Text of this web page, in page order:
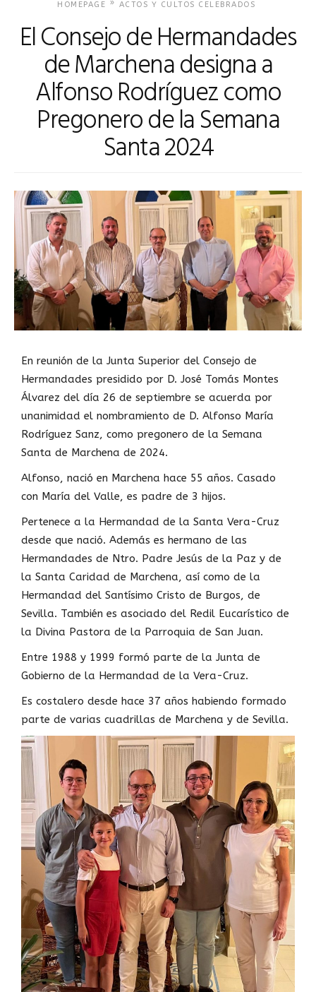
HOMEPAGE » ACTOS Y CULTOS CELEBRADOS
El Consejo de Hermandades
de Marchena designa a
Alfonso Rodríguez como
Pregonero de la Semana
Santa 2024
En reunión de la Junta Superior del Consejo de
Hermandades presidido por D. José Tomás Montes
Álvarez del día 26 de septiembre se acuerda por
unanimidad el nombramiento de D. Alfonso María
Rodríguez Sanz, como pregonero de la Semana
Santa de Marchena de 2024.
Alfonso, nació en Marchena hace 55 años. Casado
con María del Valle, es padre de 3 hijos.
Pertenece a la Hermandad de la Santa Vera-Cruz
desde que nació. Además es hermano de las
Hermandades de Ntro. Padre Jesús de la Paz y de
la Santa Caridad de Marchena, así como de la
Hermandad del Santísimo Cristo de Burgos, de
Sevilla. También es asociado del Redil Eucarístico de
la Divina Pastora de la Parroquia de San Juan.
Entre 1988 y 1999 formó parte de la Junta de
Gobierno de la Hermandad de la Vera-Cruz.
Es costalero desde hace 37 años habiendo formado
parte de varias cuadrillas de Marchena y de Sevilla.